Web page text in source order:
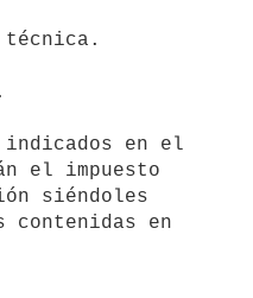
el impuesto
siéndoles
contenidas en